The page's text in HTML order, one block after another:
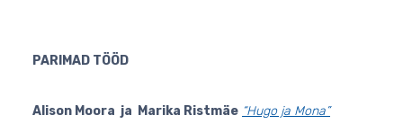
PARIMAD TÖÖD
Alison Moora ja Marika Ristmäe “Hugo ja Mona”